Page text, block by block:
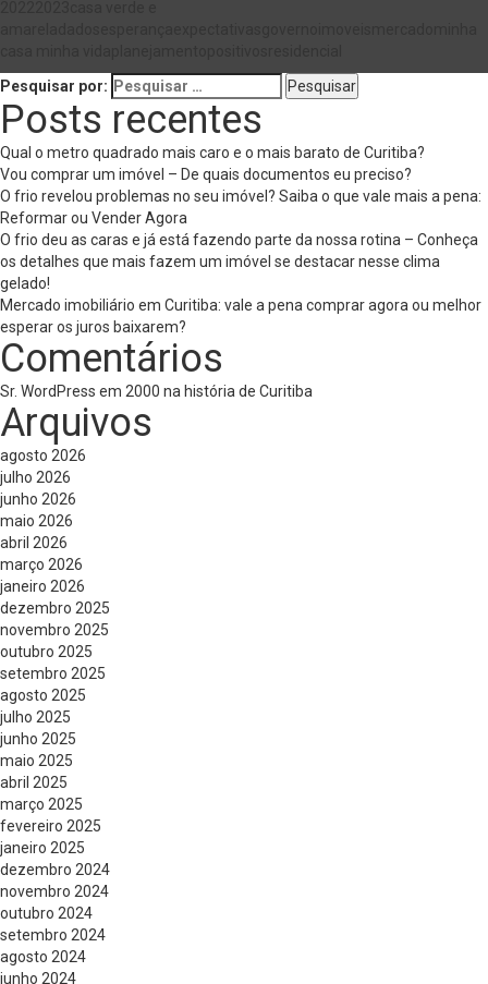
Pesquisar por:
Posts recentes
Qual o metro quadrado mais caro e o mais barato de Curitiba?
Vou comprar um imóvel – De quais documentos eu preciso?
O frio revelou problemas no seu imóvel? Saiba o que vale mais a pena:
Reformar ou Vender Agora
O frio deu as caras e já está fazendo parte da nossa rotina – Conheça
os detalhes que mais fazem um imóvel se destacar nesse clima
gelado!
Mercado imobiliário em Curitiba: vale a pena comprar agora ou melhor
esperar os juros baixarem?
Comentários
Sr. WordPress em 2000 na história de Curitiba
Arquivos
agosto 2026
julho 2026
junho 2026
maio 2026
abril 2026
março 2026
janeiro 2026
dezembro 2025
novembro 2025
outubro 2025
setembro 2025
agosto 2025
julho 2025
junho 2025
maio 2025
abril 2025
março 2025
fevereiro 2025
janeiro 2025
dezembro 2024
novembro 2024
outubro 2024
setembro 2024
agosto 2024
junho 2024